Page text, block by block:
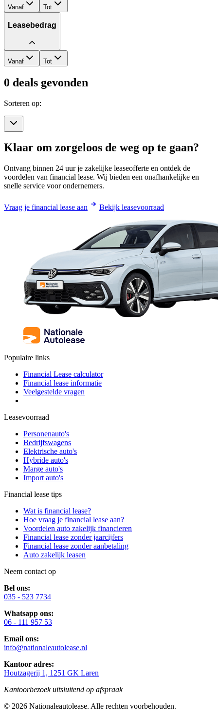
Vanaf Tot
Leasebedrag
Vanaf Tot
0 deals gevonden
Sorteren op:
Klaar om zorgeloos de weg op te gaan?
Ontvang binnen 24 uur je zakelijke leaseofferte en ontdek de
voordelen van financial lease. Wij bieden een onafhankelijke en
snelle service voor ondernemers.
Vraag je financial lease aan Bekijk leasevoorraad
Populaire links
Financial Lease calculator
Financial lease informatie
Veelgestelde vragen
Leasevoorraad
Personenauto's
Bedrijfswagens
Elektrische auto's
Hybride auto's
Marge auto's
Import auto's
Financial lease tips
Wat is financial lease?
Hoe vraag je financial lease aan?
Voordelen auto zakelijk financieren
Financial lease zonder jaarcijfers
Financial lease zonder aanbetaling
Auto zakelijk leasen
Neem contact op
Bel ons:
035 - 523 7734
Whatsapp ons:
06 - 111 957 53
Email ons:
info@nationaleautolease.nl
Kantoor adres:
Houtzagerij 1, 1251 GK Laren
Kantoorbezoek uitsluitend op afspraak
© 2026 Nationaleautolease. Alle rechten voorbehouden.